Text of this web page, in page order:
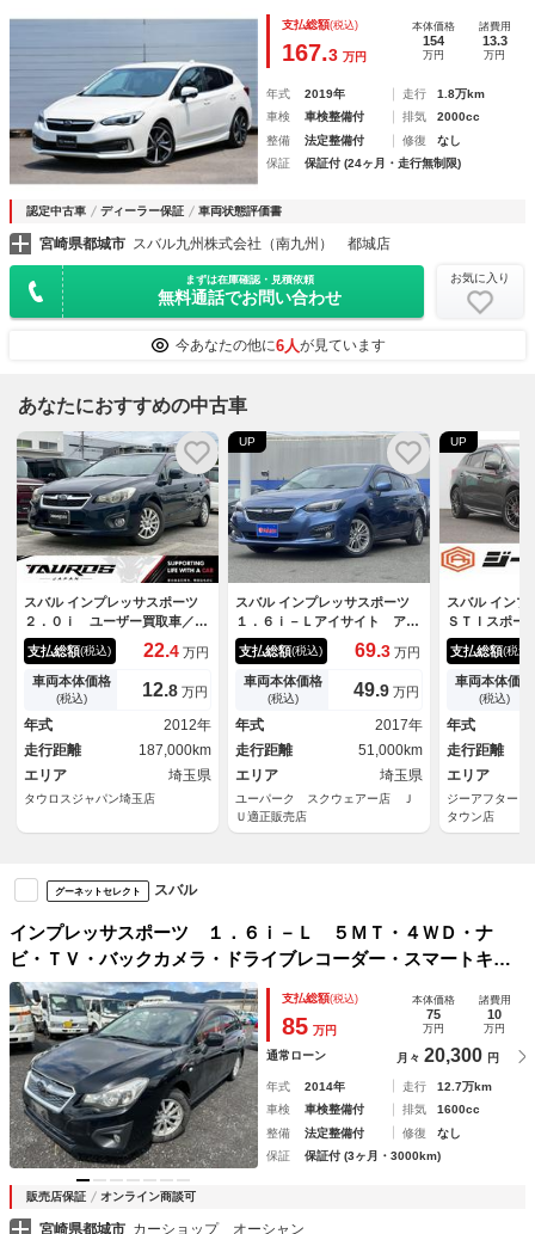
コン プリクラッシュブレーキ 全車速追従機能付クルーズコ
ントロール アクティブレーンキープ Ｒカメラ 後退時ブレ
ーキアシストＲＡＢ 後方警戒支援システムＳＲＶＤ
支払総額(税込)
167.3 万円
本体価格
154
万円
諸費用
13.3
万円
年式 2019年 走行
1.8万km
車検
車検整備付 排気
2000cc
整備
法定整備付 修復
なし
保証
保証付 (24ヶ月・走行無制限)
認定中古車 ディーラー保証 車両状態評価書
宮崎県都城市 スバル九州株式会社（南九州） 都城店
まずは在庫確認・見積依頼
無料通話でお問い合わせ
お気に入り
今あなたの他に6人が見ています
あなたにおすすめの中古車
スバル インプレッサスポーツ
２．０ｉ ユーザー買取車／Ｌ
ＥＤヘッドランプ／ＥＴＣ／Ｔ
Ｖ／パドルシフト／Ｂｌｕｅｔ
ｏｏｔｈＡｕｄｉｏ／クルーズ
コントロール／アイドリングス
トップ／電動格納ミラー／社外
１５インチアルミホイール／キ
ーレスキー
支払総額(税込) 22.4 万円
車両本体価格
(税込) 12.8 万円
年式
2012年
走行距離
187,000km
エリア
埼玉県
タウロスジャパン埼玉店
UP
スバル インプレッサスポーツ
１．６ｉ－Ｌアイサイト アイ
サイト・フルセグナビ・バック
カメラ・ＢＴオーディオ・ＬＥ
Ｄライト・フォグライト・１６
ＡＷ・ＥＴＣ・ＬＫＡ・ＢＳ
Ｍ・ＵＳＢ・本革ステアリン
グ・クルーズコントロール・ア
イドリングストップ
支払総額(税込) 69.3 万円
車両本体価格
(税込) 49.9 万円
年式
2017年
走行距離
51,000km
エリア
埼玉県
ユーパーク スクウェアー店 Ｊ
Ｕ適正販売店
UP
スバル インプ
ＳＴＩスポ
ロ 禁煙車
正ナビ フル
カメラ レー
トロール Ｅ
ト クリアラ
ートプッシ
ヘッドライト
支払総額(税込)
車両本体価格
(税込)
年式
走行距離
エリア
ジーアフターＭ
タウン店
グーネットセレクト スバル
インプレッサスポーツ １．６ｉ－Ｌ ５ＭＴ・４ＷＤ・ナ
ビ・ＴＶ・バックカメラ・ドライブレコーダー・スマートキ
ー・プッシュスタート・純正アルミホイール・リアウイング・
フォグ・ＥＴＣ
支払総額(税込)
85 万円
本体価格
75
万円
諸費用
10
万円
通常ローン 月々 20,300 円
年式 2014年 走行
12.7万km
車検
車検整備付 排気
1600cc
整備
法定整備付 修復
なし
保証
保証付 (3ヶ月・3000km)
販売店保証 オンライン商談可
宮崎県都城市 カーショップ オーシャン